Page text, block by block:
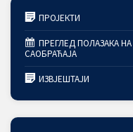
ПРОЈЕКТИ
ПРЕГЛЕД ПОЛАЗАКА
САОБРАЋАЈА
ИЗВЈЕШТАЈИ